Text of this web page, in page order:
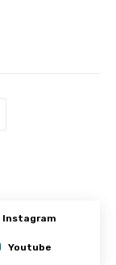
Instagram
Youtube